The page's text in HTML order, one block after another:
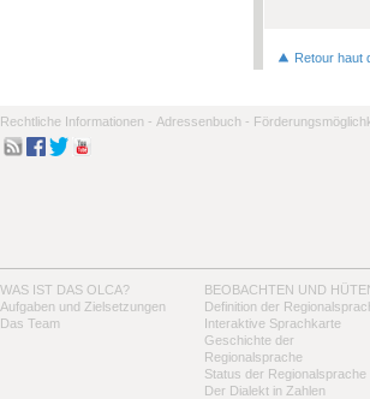
Retour haut
Rechtliche Informationen - Adressenbuch -
WAS IST DAS OLCA?
Aufgaben und Zielsetzungen
Das Team
BEOBACHTEN UND
Definition der
Interaktive Sprachkarte
Geschichte der
Regionalsprache
Status der Regionalsprache
Der Dialekt in Zahlen